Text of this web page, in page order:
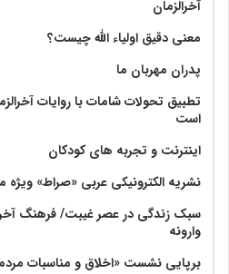
آخرالزمان
معنی دقیق اولیاء الله چیست؟
پدران مهربان ما
تطبیق تحولات شامات با روایات
است
اینترنت و تجربه های کودکان
نشریه الکترونیکی عربی «صراط»
سبک زندگی در عصر غیبت/ فرهنگ
وارونه
برپایی نشست «اخلاق و مناسبات